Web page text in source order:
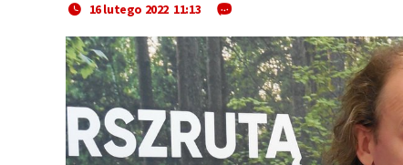
16 lutego 2022 11:13